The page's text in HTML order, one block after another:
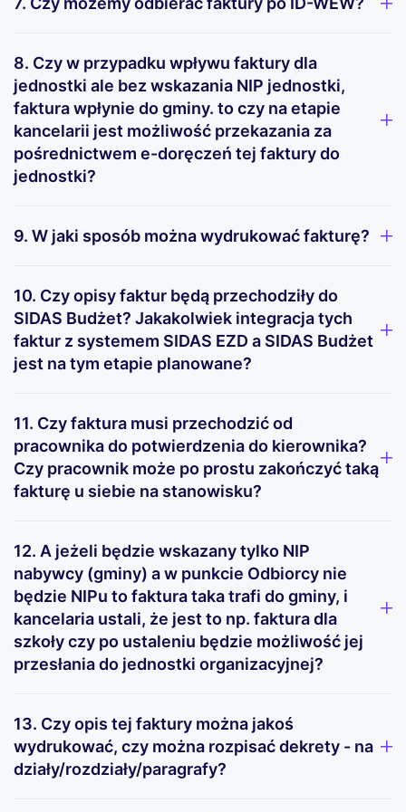
8. Czy w przypadku wpływu faktury dla
jednostki ale bez wskazania NIP jednostki,
faktura wpłynie do gminy. to czy na etapie
kancelarii jest możliwość przekazania za
pośrednictwem e-doręczeń tej faktury do
jednostki?
9. W jaki sposób można wydrukować fakturę?
10. Czy opisy faktur będą przechodziły do
SIDAS Budżet? Jakakolwiek integracja tych
faktur z systemem SIDAS EZD a SIDAS Budżet
jest na tym etapie planowane?
11. Czy faktura musi przechodzić od
pracownika do potwierdzenia do kierownika?
Czy pracownik może po prostu zakończyć taką
fakturę u siebie na stanowisku?
12. A jeżeli będzie wskazany tylko NIP
nabywcy (gminy) a w punkcie Odbiorcy nie
będzie NIPu to faktura taka trafi do gminy, i
kancelaria ustali, że jest to np. faktura dla
szkoły czy po ustaleniu będzie możliwość jej
przesłania do jednostki organizacyjnej?
13. Czy opis tej faktury można jakoś
wydrukować, czy można rozpisać dekrety - na
działy/rozdziały/paragrafy?